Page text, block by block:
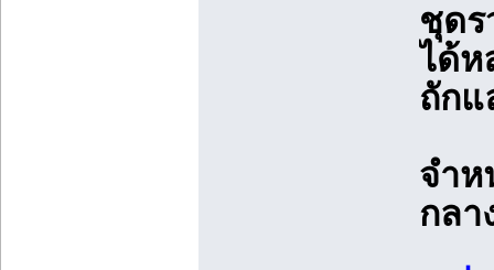
ชุดร
ได้ห
ถัก
จำห
กลา